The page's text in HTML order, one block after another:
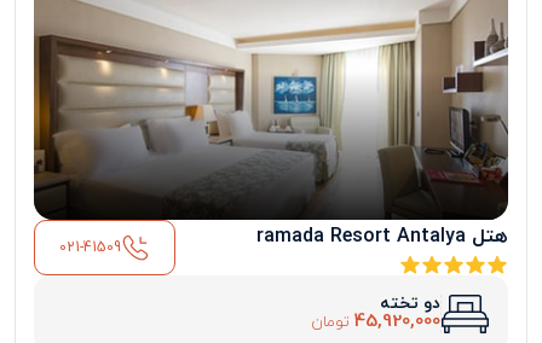
هتل ramada Resort Antalya 021-41509
دو تخته
45,920,000 تومان